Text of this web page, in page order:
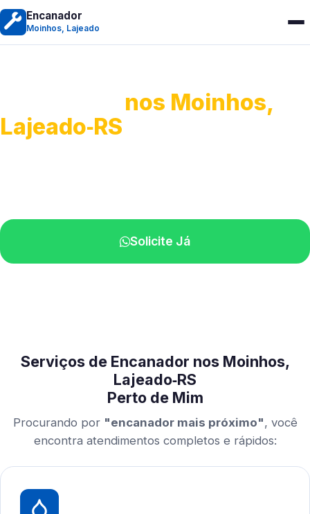
Encanador
Moinhos, Lajeado
nos Moinhos,
Lajeado‑RS
Solicite Já
Serviços de Encanador nos Moinhos,
Lajeado‑RS
Perto de Mim
Procurando por "encanador mais próximo", você
encontra atendimentos completos e rápidos: